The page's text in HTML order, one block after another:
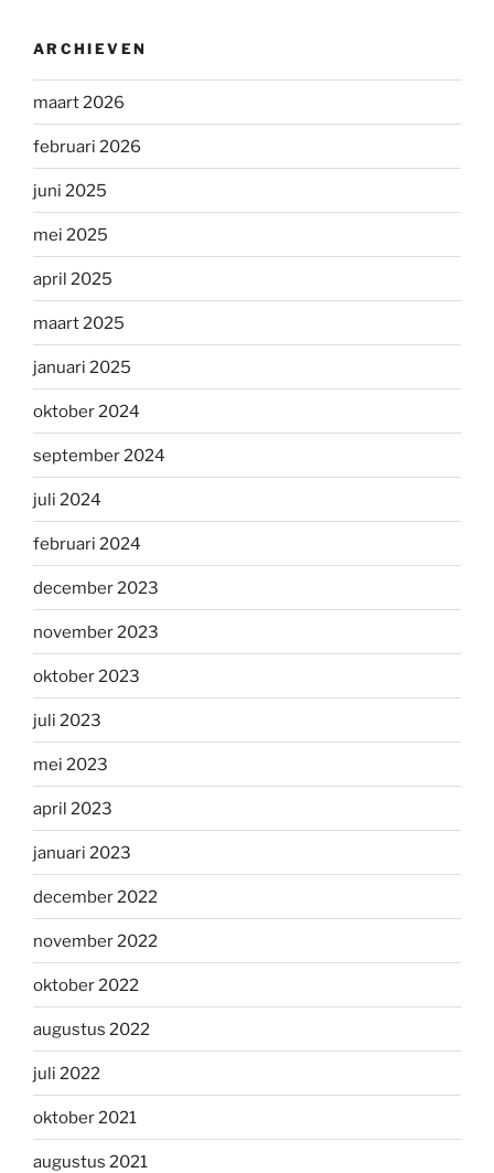
ARCHIEVEN
maart 2026
februari 2026
juni 2025
mei 2025
april 2025
maart 2025
januari 2025
oktober 2024
september 2024
juli 2024
februari 2024
december 2023
november 2023
oktober 2023
juli 2023
mei 2023
april 2023
januari 2023
december 2022
november 2022
oktober 2022
augustus 2022
juli 2022
oktober 2021
augustus 2021